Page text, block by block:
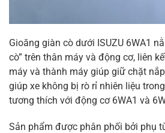
Gioăng giàn cò dưới ISUZU 6WA1
cò” trên thân máy và động cơ, liên
máy và thành máy giúp giữ chặt
giúp xe không bị rò rỉ nhiên liệu
tương thích với động cơ 6WA1 và
Sản phẩm được phân phối bởi phụ